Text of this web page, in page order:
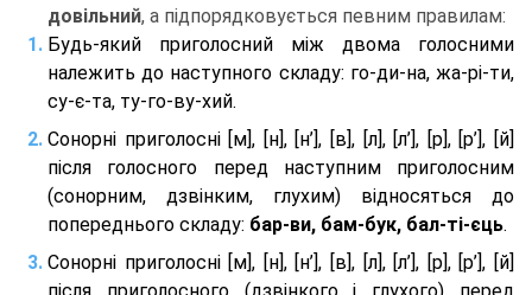
довільний, а підпорядковується певним правилам:
Будь-який приголосний між двома голосними
належить до наступного складу: го-ди-на, жа-рі-ти,
су-є-та, ту-го-ву-хий.
Сонорні приголосні [м], [н], [н’], [в], [л], [л’], [р], [р’], [й]
після голосного перед наступним приголосним
(сонорним, дзвінким, глухим) відносяться до
попереднього складу: бар-ви, бам-бук, бал-ті-єць.
Сонорні приголосні [м], [н], [н’], [в], [л], [л’], [р], [р’], [й]